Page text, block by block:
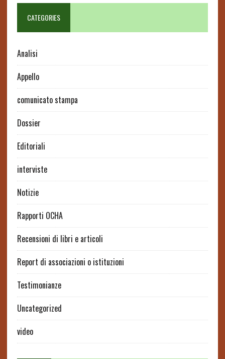
CATEGORIES
Analisi
Appello
comunicato stampa
Dossier
Editoriali
interviste
Notizie
Rapporti OCHA
Recensioni di libri e articoli
Report di associazioni o istituzioni
Testimonianze
Uncategorized
video